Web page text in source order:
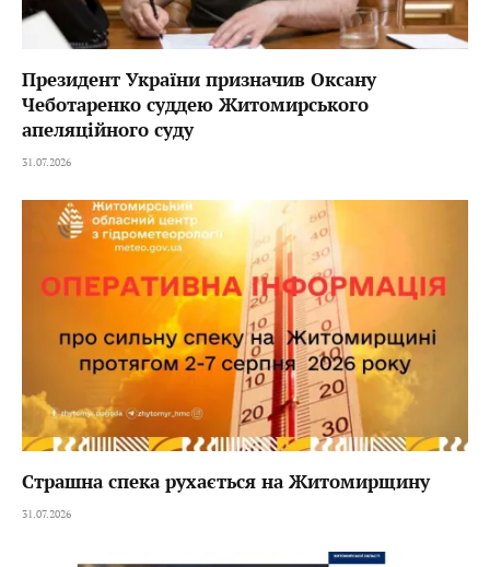
Президент України призначив Оксану
Чеботаренко суддею Житомирського
апеляційного суду
31.07.2026
Страшна спека рухається на Житомирщину
31.07.2026